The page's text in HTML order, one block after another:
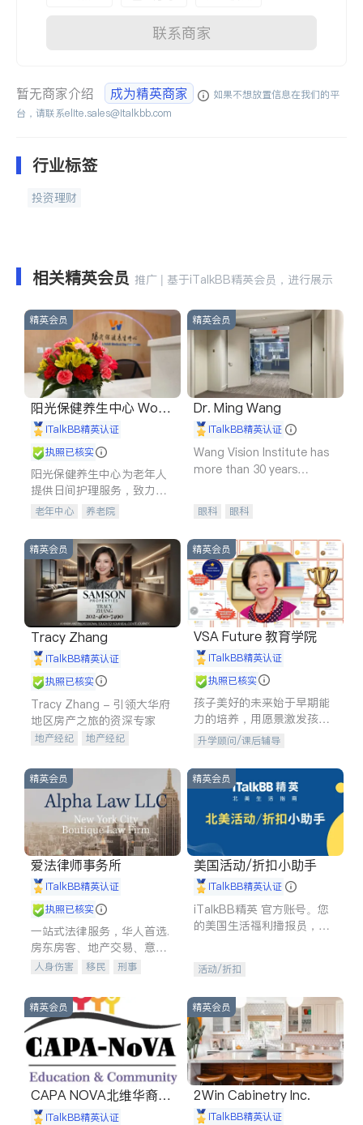
联系商家
暂无商家介绍 成为精英商家
如果不想放置信息在我们的平
台，请联系elite.sales@italkbb.com
行业标签
投资理财
相关精英会员 推广 | 基于iTalkBB精英会员，进行展示
精英会员
阳光保健养生中心 World
shine
iTalkBB精英认证
执照已核实
阳光保健养生中心为老年人
提供日间护理服务，致力于
通过持续的护理创新来有效
老年中心 养老院
精英会员
Dr. Ming Wang
iTalkBB精英认证
Wang Vision Institute has
more than 30 years
眼科 眼科
精英会员
Tracy Zhang
iTalkBB精英认证
执照已核实
Tracy Zhang - 引领大华府
地区房产之旅的资深专家
地产经纪
地产经纪
商铺租售
精英会员
VSA Future 教育学院
iTalkBB精英认证
执照已核实
孩子美好的未来始于早期能
力的培养，用愿景激发孩子
的学习潜力和动力。理念：
拥有成长型心态是成功的基
石。
升学顾问/课后辅导
精英会员
爱法律师事务所
iTalkBB精英认证
执照已核实
一站式法律服务，华人首选.
房东房客、地产交易、意外
伤害、车祸重伤、商业诉
建筑合同、刑事案件全包办
人身伤害 移民
刑事
信托/遗嘱
商业
索赔
律师-其它 保释
精英会员
美国活动/折扣小助手
iTalkBB精英认证
iTalkBB精英 官方账号。您
的美国生活福利播报员，精
专属福利。
活动/折扣
精英会员
CAPA NOVA北维华裔家
长会iTalkBB精英认证
精英会员
2Win Cabinetry Inc.
iTalkBB精英认证